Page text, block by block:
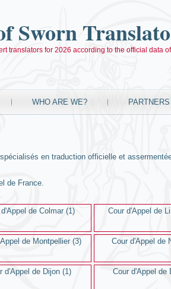
translators for 2026 according to the official data
Sworn
WHO ARE WE? PARTNERS
en traduction officielle et
de France.
de Colmar (1) Cour d'Appel de
de Montpellier (3) Cour d'Appel de
d'Appel de Dijon (1) Cour d'Appel de